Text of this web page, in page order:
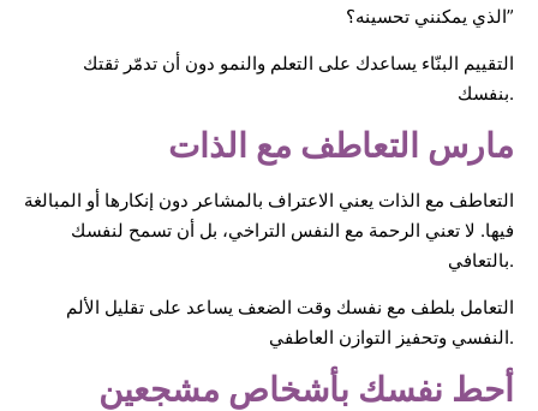
الذي يمكنني تحسينه؟”
التقييم البنّاء يساعدك على التعلم والنمو دون أن تدمّر ثقتك
بنفسك.
مارس التعاطف مع الذات
التعاطف مع الذات يعني الاعتراف بالمشاعر دون إنكارها أو المبالغة
فيها. لا تعني الرحمة مع النفس التراخي، بل أن تسمح لنفسك
بالتعافي.
التعامل بلطف مع نفسك وقت الضعف يساعد على تقليل الألم
النفسي وتحفيز التوازن العاطفي.
أحط نفسك بأشخاص مشجعين